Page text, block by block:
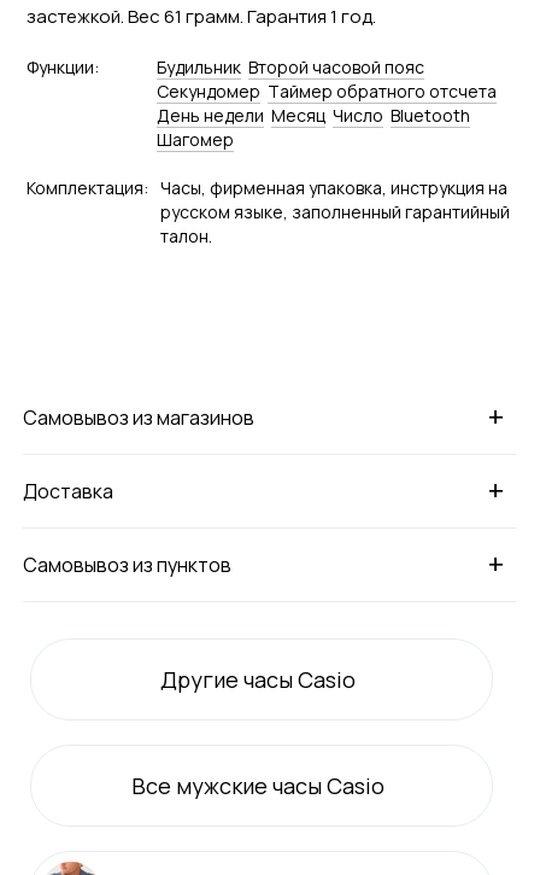
застежкой. Вес 61 грамм. Гарантия 1 год.
Функции: Будильник Второй часовой пояс
Секундомер Tаймер обратного отсчета
День недели Месяц Число Bluetooth
Шагомер
Комплектация: Часы, фирменная упаковка, инструкция на
русском языке, заполненный гарантийный
талон.
+
Самовывоз из магазинов
+
Доставка
+
Самовывоз из пунктов
Другие часы Casio
Все мужские часы Casio